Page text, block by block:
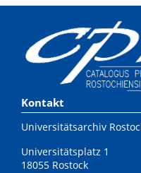
Kontakt
Universitätsarchiv
Universitätsplatz 1
18055 Rostock